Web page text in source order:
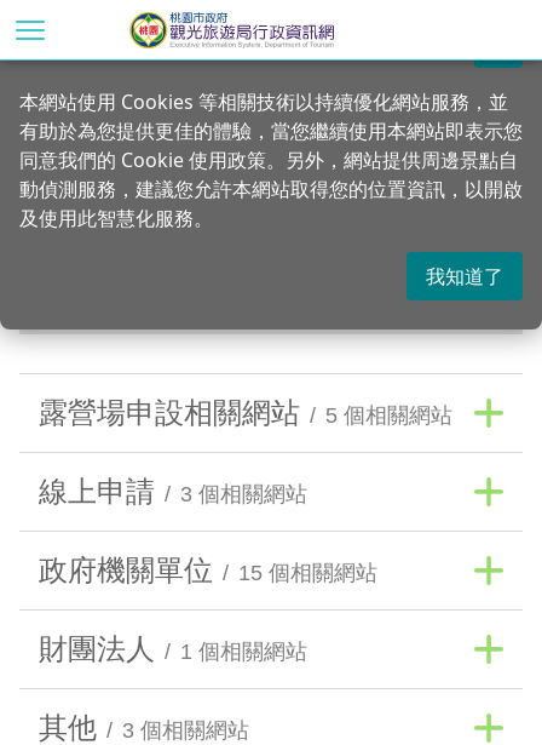
到
首頁 便民服務
相關連結
政府機關單位
露營場申設相關網站 5 個相關網站
線上申請 3 個相關網站
政府機關單位 15 個相關網站
財團法人 1 個相關網站
其他 3 個相關網站
關閉
本網站使用 Cookies 等相關技術以持續優化網站服務，並
有助於為您提供更佳的體驗，當您繼續使用本網站即表示您
同意我們的 Cookie 使用政策。另外，網站提供周邊景點自
動偵測服務，建議您允許本網站取得您的位置資訊，以開啟
及使用此智慧化服務。
我知道了